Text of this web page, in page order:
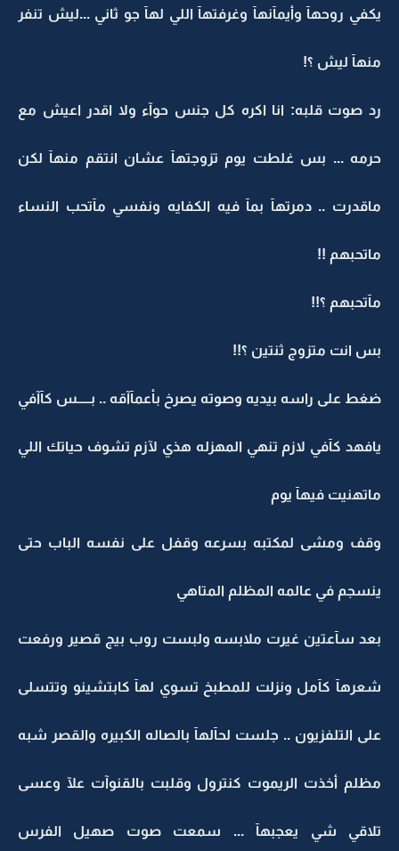
يكفي روحهآ وأيمآنهآ وغرفتهآ اللي لهآ جو ثاني ...ليش تنفر
منهآ ليش ؟!
رد صوت قلبه: انا اكره كل جنس حوآء ولا اقدر اعيش مع
حرمه ... بس غلطت يوم تزوجتهآ عشان انتقم منهآ لكن
ماقدرت .. دمرتهآ بمآ فيه الكفايه ونفسي مآتحب النساء
ماتحبهم !!
مآتحبهم ؟!!
بس انت متزوج ثنتين ؟!!
ضغط على راسه بيديه وصوته يصرخ بأعمآآقه .. بـــــس كآآفي
يافهد كآفي لازم تنهي المهزله هذي لآزم تشوف حياتك اللي
ماتهنيت فيهآ يوم
وقف ومشى لمكتبه بسرعه وقفل على نفسه الباب حتى
ينسجم في عالمه المظلم المتاهي
بعد سآعتين غيرت ملابسه ولبست روب بيج قصير ورفعت
شعرهآ كآمل ونزلت للمطبخ تسوي لهآ كابتشينو وتتسلى
على التلفزيون .. جلست لحآلهآ بالصاله الكبيره والقصر شبه
مظلم أخذت الريموت كنترول وقلبت بالقنوآت علآ وعسى
تلاقي شي يعجبهآ ... سمعت صوت صهيل الفرس